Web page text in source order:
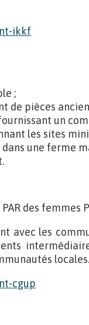
;
de pièces
un
les sites
une ferme
des femmes
avec les
locales.